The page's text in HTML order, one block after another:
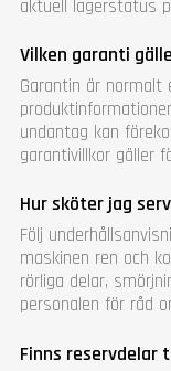
aktuell lagerstatus
Vilken garanti
Garantin är
undantag kan
garantivillkor gäller
Hur sköter jag
Följ
maskinen ren och
rörliga delar,
personalen för råd
Finns reservdelar